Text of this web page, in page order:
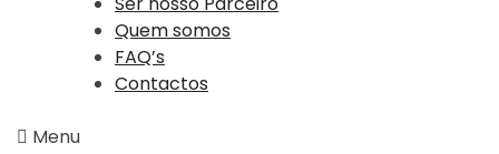
Quem somos
FAQ’s
Contactos
Menu